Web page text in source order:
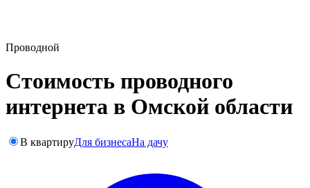
Проводной
Стоимость проводного
интернета в Омской области
В квартируДля бизнесаНа дачу